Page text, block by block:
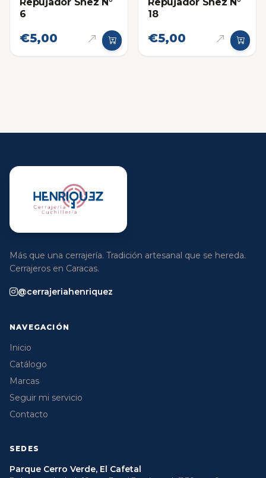
6
€5,00
18
€5,00
Más que una cerrajería. Tradición artesanal que se hereda.
Cerrajeros en Caracas.
@cerrajeriahenriquez
NAVEGACIÓN
Inicio
Catálogo
Marcas
Seguir mi servicio
Contacto
SEDES
Parque Cerro Verde, El Cafetal